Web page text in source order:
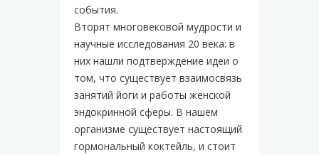
события.
Вторят многовековой мудрости и
научные исследования 20 века: в
них нашли подтверждение идеи о
том, что существует взаимосвязь
занятий йоги и работы женской
эндокринной сферы. В нашем
организме существует настоящий
гормональный коктейль, и стоит